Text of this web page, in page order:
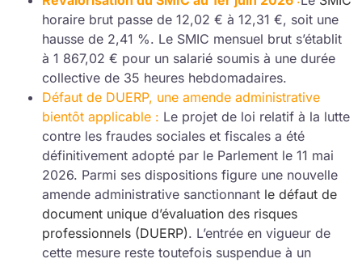
horaire brut passe de 12,02 € à 12,31 €, soit une
hausse de 2,41 %. Le SMIC mensuel brut s’établit
à 1 867,02 € pour un salarié soumis à une durée
collective de 35 heures hebdomadaires.
Défaut de DUERP, une amende administrative
bientôt applicable : Le projet de loi relatif à la lutte
contre les fraudes sociales et fiscales a été
définitivement adopté par le Parlement le 11 mai
2026. Parmi ses dispositions figure une nouvelle
amende administrative sanctionnant le défaut de
document unique d’évaluation des risques
professionnels (DUERP). L’entrée en vigueur de
cette mesure reste toutefois suspendue à un